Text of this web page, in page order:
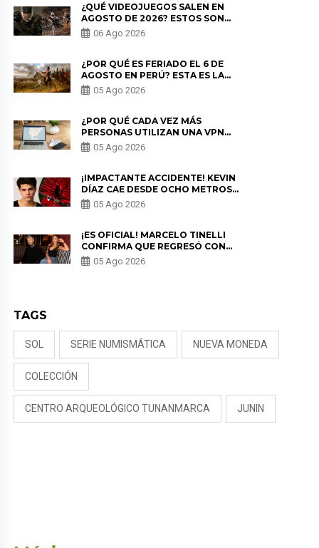
¿QUÉ VIDEOJUEGOS SALEN EN
AGOSTO DE 2026? ESTOS SON
LOS ESTRENOS MÁS ESPERADOS
06 Ago 2026
¿POR QUÉ ES FERIADO EL 6 DE
AGOSTO EN PERÚ? ESTA ES LA
HISTORIA
05 Ago 2026
¿POR QUÉ CADA VEZ MÁS
PERSONAS UTILIZAN UNA VPN
PARA PROTEGER SU
PRIVACIDAD?
05 Ago 2026
¡IMPACTANTE ACCIDENTE! KEVIN
DÍAZ CAE DESDE OCHO METROS
EN “ESTO ES GUERRA” Y GENERA
PREOCUPACIÓN
05 Ago 2026
¡ES OFICIAL! MARCELO TINELLI
CONFIRMA QUE REGRESÓ CON
MILETT FIGUEROA: “EL AMOR
PUDO MÁS”
05 Ago 2026
TAGS
SOL SERIE NUMISMÁTICA NUEVA MONEDA
COLECCIÓN
CENTRO ARQUEOLÓGICO TUNANMARCA JUNIN